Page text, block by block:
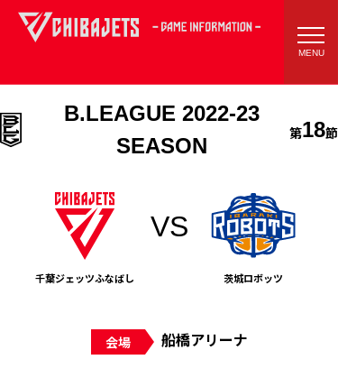
B.LEAGUE 2022-23
SEASON
第18節
千葉ジェッツふなばし 茨城ロボッツ
会場 船橋アリーナ